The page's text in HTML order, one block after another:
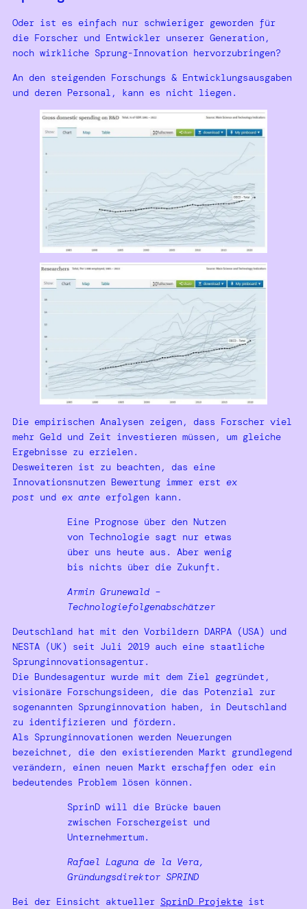
Oder ist es einfach nur schwieriger geworden für
die Forscher und Entwickler unserer Generation,
noch wirkliche Sprung-Innovation hervorzubringen?
An den steigenden Forschungs & Entwicklungsausgaben
und deren Personal, kann es nicht liegen.
Die empirischen Analysen zeigen, dass Forscher viel
mehr Geld und Zeit investieren müssen, um gleiche
Ergebnisse zu erzielen.
Desweiteren ist zu beachten, das eine
Innovationsnutzen Bewertung immer erst ex
post und ex ante erfolgen kann.
Eine Prognose über den Nutzen
von Technologie sagt nur etwas
über uns heute aus. Aber wenig
bis nichts über die Zukunft.
Armin Grunewald –
Technologiefolgenabschätzer
Deutschland hat mit den Vorbildern DARPA (USA) und
NESTA (UK) seit Juli 2019 auch eine staatliche
Sprunginnovationsagentur.
Die Bundesagentur wurde mit dem Ziel gegründet,
visionäre Forschungsideen, die das Potenzial zur
sogenannten Sprunginnovation haben, in Deutschland
zu identifizieren und fördern.
Als Sprunginnovationen werden Neuerungen
bezeichnet, die den existierenden Markt grundlegend
verändern, einen neuen Markt erschaffen oder ein
bedeutendes Problem lösen können.
SprinD will die Brücke bauen
zwischen Forschergeist und
Unternehmertum.
Rafael Laguna de la Vera,
Gründungsdirektor SPRIND
Bei der Einsicht aktueller SprinD Projekte ist